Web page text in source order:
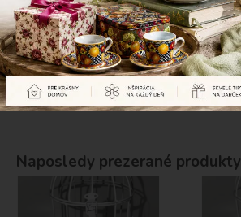
Zdielajte tento produkt
Naposledy prezerané produkty